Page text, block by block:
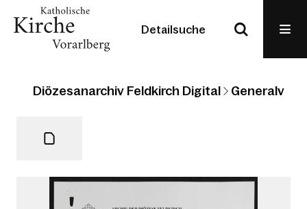
Detailsuche
Diözesanarchiv Feldkirch Digital